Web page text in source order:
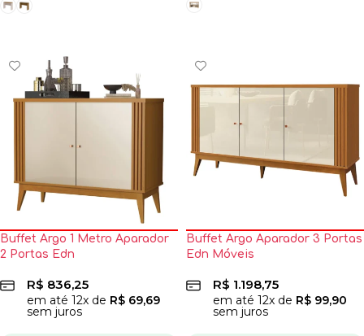
Buffet Argo 1 Metro Aparador
2 Portas Edn
R$ 836,25
em até 12x de R$ 69,69
sem juros
Buffet Argo Aparador 3 Portas
Edn Móveis
R$ 1.198,75
em até 12x de R$ 99,90
sem juros